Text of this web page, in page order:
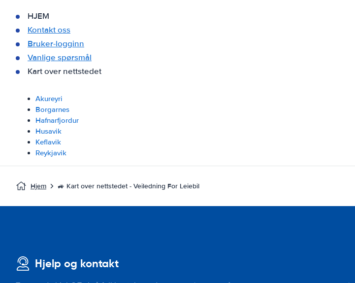
HJEM
Kontakt oss
Bruker-logginn
Vanlige spørsmål
Kart over nettstedet
Akureyri
Borgarnes
Hafnarfjordur
Husavik
Keflavik
Reykjavik
Hjem 🚙 Kart over nettstedet - Veiledning For Leiebil
Hjelp og kontakt